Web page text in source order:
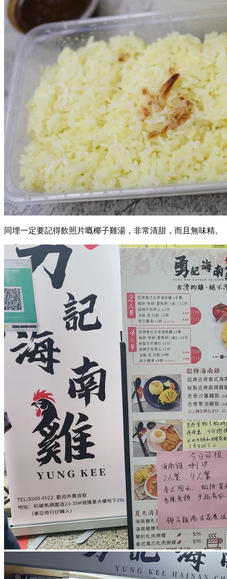
同埋一定要記得飲照片嘅椰子雞湯，非常清甜，而且無味精。